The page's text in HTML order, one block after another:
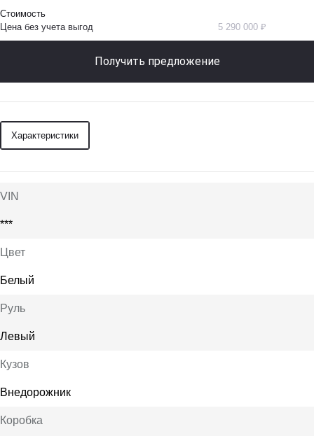
Стоимость
Цена без учета выгод
5 290 000 ₽
Получить предложение
Характеристики
VIN
***
Цвет
Белый
Руль
Левый
Кузов
Внедорожник
Коробка